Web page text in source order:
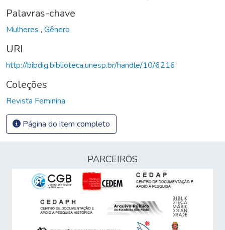
Palavras-chave
Mulheres , Gênero
URI
http://bibdig.biblioteca.unesp.br/handle/10/6216
Coleções
Revista Feminina
Página do item completo
PARCEIROS